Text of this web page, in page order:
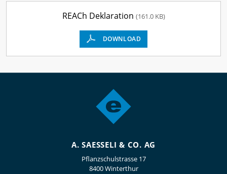
REACh Deklaration (161.0 KB)
DOWNLOAD
A. SAESSELI & CO. AG
Pflanzschulstrasse 17
8400 Winterthur